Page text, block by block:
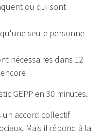
ou qui sont
seule personne
nécessaires dans 12
GEPP en 30 minutes.
un accord collectif
Mais il répond à la